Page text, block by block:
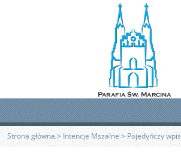
Strona główna> Intencje Mszalne> Pojedyńczy wpis